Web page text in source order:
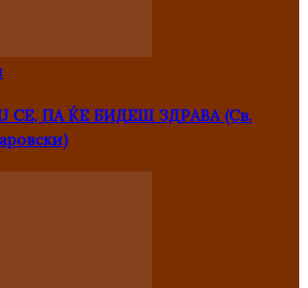
СЕ, ПА ЌЕ БИДЕШ ЗДРАВА (Св.